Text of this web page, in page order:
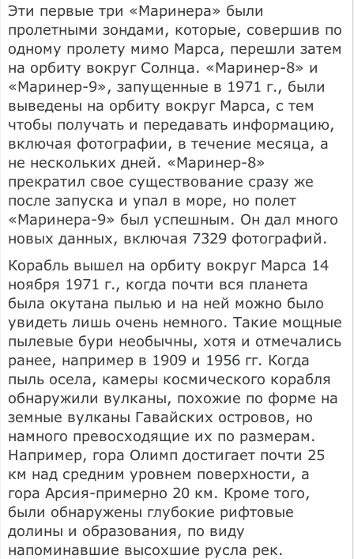
Эти первые три «Маринера» были
пролетными зондами, которые, совершив по
одному пролету мимо Марса, перешли затем
на орбиту вокруг Солнца. «Маринер-8» и
«Маринер-9», запущенные в 1971 г., были
выведены на орбиту вокруг Марса, с тем
чтобы получать и передавать информацию,
включая фотографии, в течение месяца, а
не нескольких дней. «Маринер-8»
прекратил свое существование сразу же
после запуска и упал в море, но полет
«Маринера-9» был успешным. Он дал много
новых данных, включая 7329 фотографий.
Корабль вышел на орбиту вокруг Марса 14
ноября 1971 г., когда почти вся планета
была окутана пылью и на ней можно было
увидеть лишь очень немного. Такие мощные
пылевые бури необычны, хотя и отмечались
ранее, например в 1909 и 1956 гг. Когда
пыль осела, камеры космического корабля
обнаружили вулканы, похожие по форме на
земные вулканы Гавайских островов, но
намного превосходящие их по размерам.
Например, гора Олимп достигает почти 25
км над средним уровнем поверхности, а
гора Арсия-примерно 20 км. Кроме того,
были обнаружены глубокие рифтовые
долины и образования, по виду
напоминавшие высохшие русла рек.